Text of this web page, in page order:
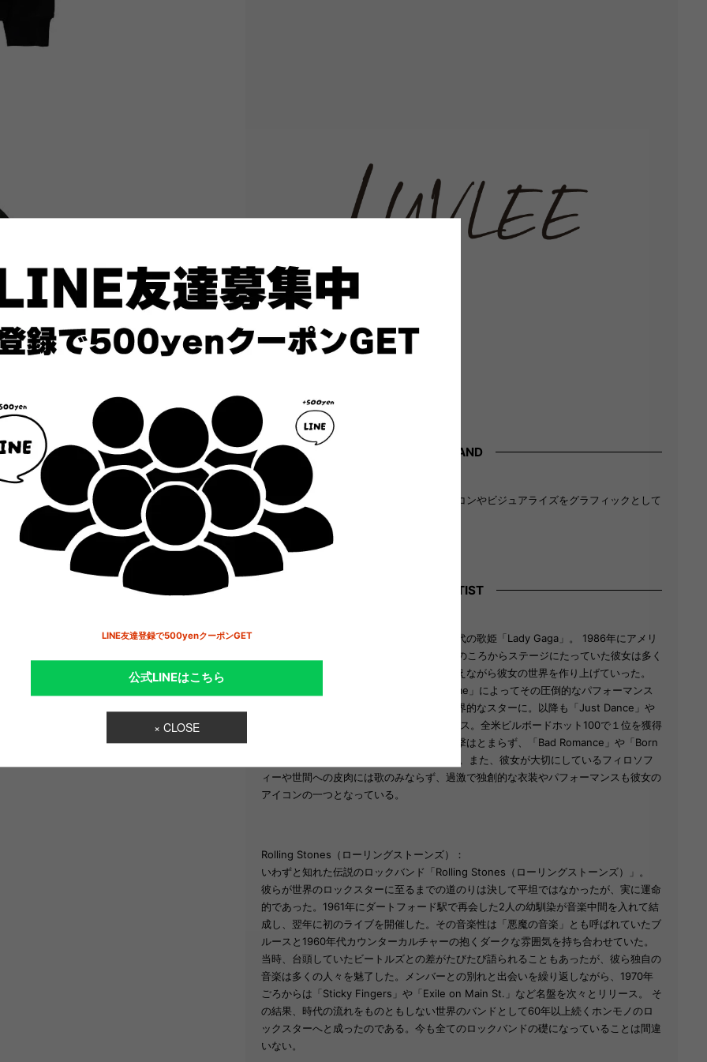
BRAND
ライセンシープロダクトブランド。
偉大なミュージックスターの歴史的なアイコンやビジュアライズをグラフィックとして
使用したアイテムを展開しています。
ARTIST
力強い歌声と挑発的な歌詞を特徴とする現代の歌姫「Lady Gaga」。 1986年にアメリ
カ合衆国ニューヨーク市に生を受け、10代のころからステージにたっていた彼女は多く
の俳優や歌手に影響を受け、また影響を与えながら彼女の世界を作り上げていった。
2008年にリリースしたアルバム「The Fame」によってその圧倒的なパフォーマンス
力と歌声は世に広まり、アッという間に世界的なスターに。以降も「Just Dance」や
「Poker Face」と続けてアルバムをリリース。全米ビルボードホット100で１位を獲得
し、グラミー賞にも輝いている。彼女の進撃はとまらず、「Bad Romance」や「Born
This Way」など世界的なヒットをおこした。また、彼女が大切にしているフィロソフ
ィーや世間への皮肉には歌のみならず、過激で独創的な衣装やパフォーマンスも彼女の
アイコンの一つとなっている。
Rolling Stones（ローリングストーンズ）：
いわずと知れた伝説のロックバンド「Rolling Stones（ローリングストーンズ）」。
彼らが世界のロックスターに至るまでの道のりは決して平坦ではなかったが、実に運命
的であった。1961年にダートフォード駅で再会した2人の幼馴染が音楽中間を入れて結
成し、翌年に初のライブを開催した。その音楽性は「悪魔の音楽」とも呼ばれていたブ
ルースと1960年代カウンターカルチャーの抱くダークな雰囲気を持ち合わせていた。
当時、台頭していたビートルズとの差がたびたび語られることもあったが、彼ら独自の
音楽は多くの人々を魅了した。メンバーとの別れと出会いを繰り返しながら、1970年
ごろからは「Sticky Fingers」や「Exile on Main St.」など名盤を次々とリリース。 そ
の結果、時代の流れをものともしない世界のバンドとして60年以上続くホンモノのロ
ックスターへと成ったのである。今も全てのロックバンドの礎になっていることは間違
いない。
LINE友達登録で500yenクーポンGET
公式LINEはこちら
× CLOSE